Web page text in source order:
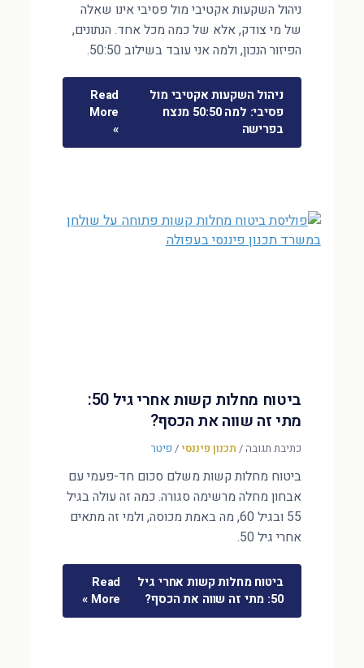
ניהול השקעות אקטיבי מול פסיבי אינו שאלה
של מי צודק, אלא של כמה מכל אחד. הנתונים,
הפיזור הנכון, ולמה אני עובד בשילוב 50:50.
ניהול השקעות אקטיבי מול
פסיבי: למה 50:50 מנצח
בפרישה
Read
More
»
ביטוח מחלות קשות אחרי גיל 50:
מתי זה שווה את הכסף?
כתיבת תגובה/ תכנון פיננסי/ פיטר
ביטוח מחלות קשות משלם סכום חד-פעמי עם
אבחון מחלה מרשימה סגורה. כמה זה עולה בגיל
55 ובגיל 60, מה באמת מכוסה, ולמי זה מתאים
אחרי גיל 50.
ביטוח מחלות קשות אחרי גיל
50: מתי זה שווה את הכסף?
Read
More »